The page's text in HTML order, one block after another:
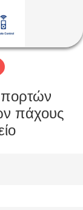
πορτών
πάχους